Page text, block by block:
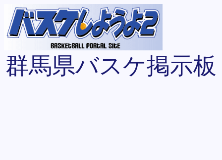
群馬県バスケ掲示板